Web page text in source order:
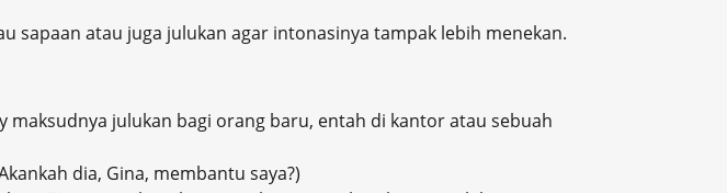
sapaan atau juga julukan agar intonasinya tampak lebih menekan.
maksudnya julukan bagi orang baru, entah di kantor atau sebuah
dia, Gina, membantu saya?)